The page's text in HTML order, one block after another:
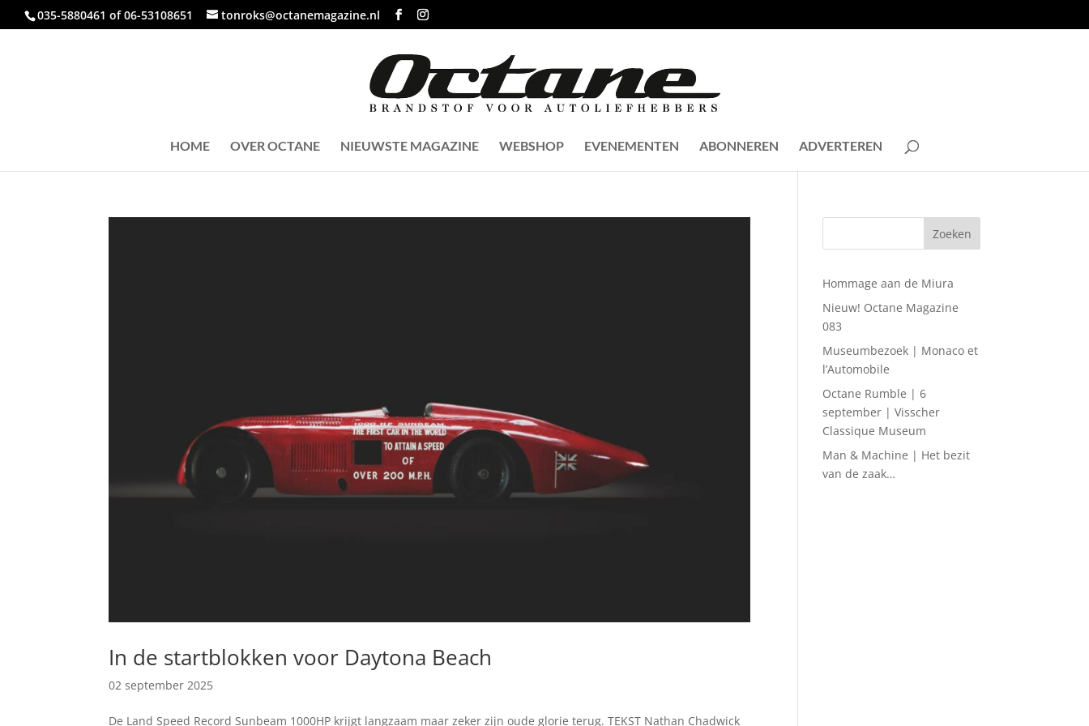
035-5880461 of 06-53108651 tonroks@octanemagazine.nl
HOME OVER OCTANE NIEUWSTE MAGAZINE WEBSHOP EVENEMENTEN ABONNEREN ADVERTEREN
In de startblokken voor Daytona Beach
02 september 2025
De Land Speed Record Sunbeam 1000HP krijgt langzaam maar zeker zijn oude glorie terug. TEKST Nathan Chadwick
Hommage aan de Miura
Nieuw! Octane Magazine
083
Museumbezoek | Monaco et
l’Automobile
Octane Rumble | 6
september | Visscher
Classique Museum
Man & Machine | Het bezit
van de zaak…